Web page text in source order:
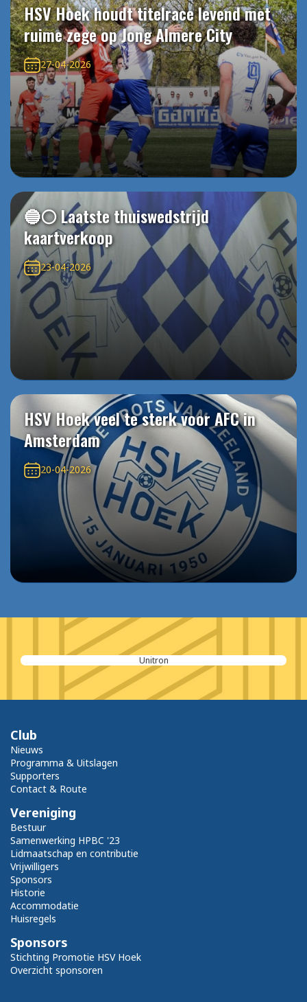
HSV Hoek houdt titelrace levend met
ruime zege op Jong Almere City
27-04-2026
🔵⚪️ Laatste thuiswedstrijd
kaartverkoop
23-04-2026
HSV Hoek veel te sterk voor AFC in
Amsterdam
20-04-2026
Unitron
Club
Nieuws
Programma & Uitslagen
Supporters
Contact & Route
Vereniging
Bestuur
Samenwerking HPBC '23
Lidmaatschap en contributie
Vrijwilligers
Sponsors
Historie
Accommodatie
Huisregels
Sponsors
Stichting Promotie HSV Hoek
Overzicht sponsoren